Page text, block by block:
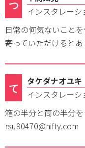
つ
インスタレーシ
日常の何気ないこと
寄っていただけるとあ
て
タケダナオユキ
インスタレーシ
箱の半分と筒の半分を
rsu90470@nifty.com